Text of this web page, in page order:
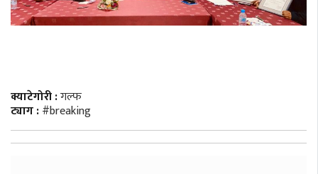
क्याटेगोरी :गल्फ
ट्याग :#breaking